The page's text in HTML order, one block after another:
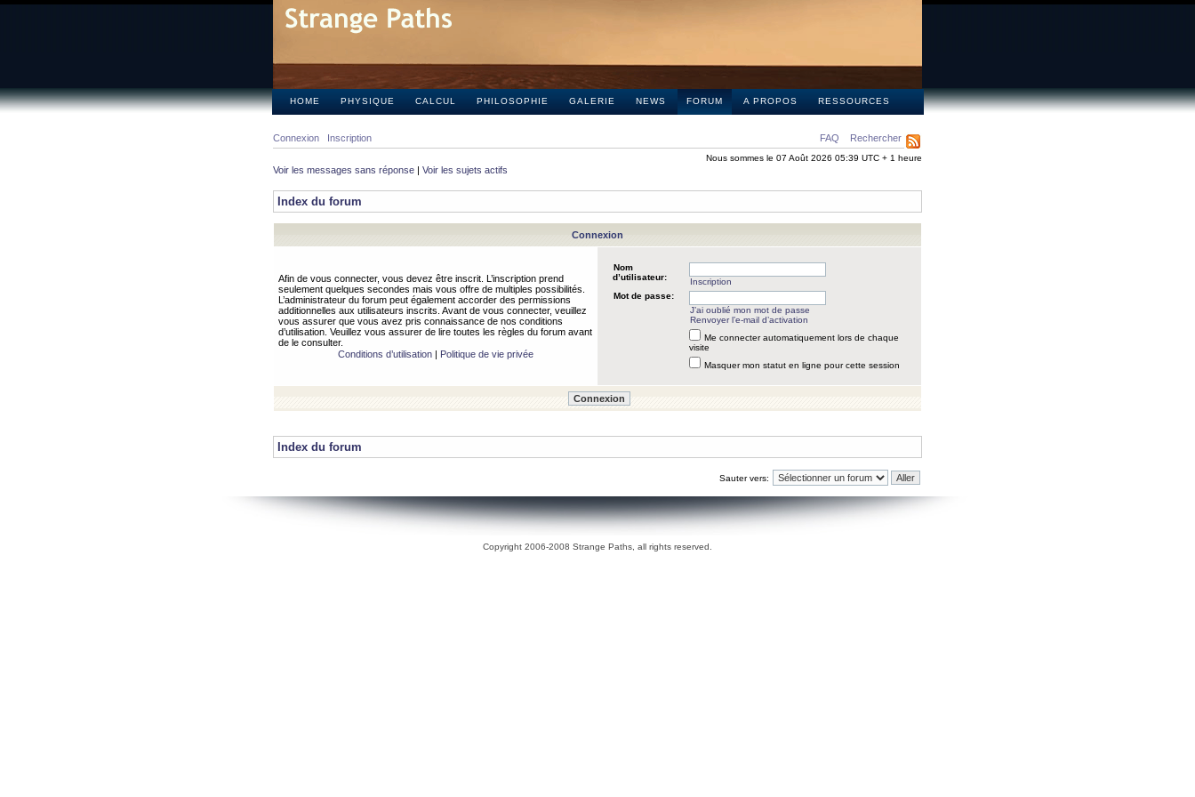
HOME PHYSIQUE CALCUL PHILOSOPHIE GALERIE NEWS FORUM A PROPOS RESSOURCES
FAQ Rechercher
Connexion Inscription
Nous sommes le 07 Août 2026 05:39 UTC + 1 heure
Voir les messages sans réponse | Voir les sujets actifs
Index du forum
Connexion
Afin de vous connecter, vous devez être inscrit. L’inscription prend
seulement quelques secondes mais vous offre de multiples possibilités.
L’administrateur du forum peut également accorder des permissions
additionnelles aux utilisateurs inscrits. Avant de vous connecter, veuillez
vous assurer que vous avez pris connaissance de nos conditions
d’utilisation. Veuillez vous assurer de lire toutes les règles du forum avant
de le consulter.
Conditions d’utilisation| Politique de vie privée
Nom
d’utilisateur:
Inscription
Mot de passe:
J’ai oublié mon mot de passe
Renvoyer l’e-mail d’activation
Me connecter automatiquement lors de chaque
visite
Masquer mon statut en ligne pour cette session
Index du forum
Sauter vers:
Copyright 2006-2008 Strange Paths, all rights reserved.